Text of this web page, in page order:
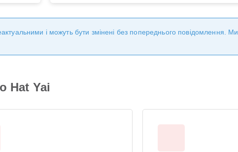
і можуть бути змінені без попереднього повідомлення. Ми
Hat Yai